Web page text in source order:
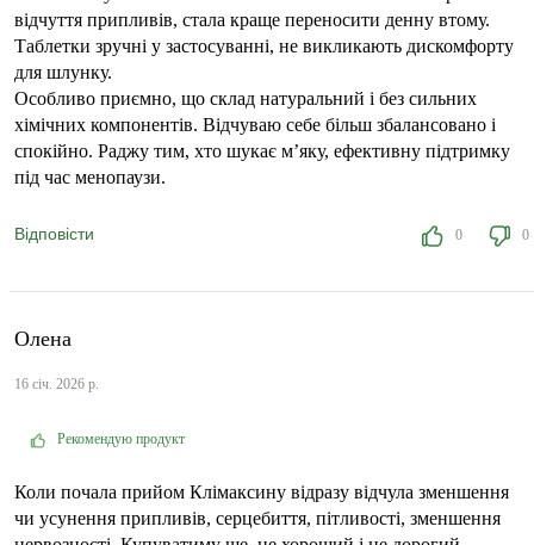
відчуття припливів, стала краще переносити денну втому.
Таблетки зручні у застосуванні, не викликають дискомфорту
для шлунку.
Особливо приємно, що склад натуральний і без сильних
хімічних компонентів. Відчуваю себе більш збалансовано і
спокійно. Раджу тим, хто шукає м’яку, ефективну підтримку
під час менопаузи.
Відповісти 0 0
Олена
16 січ. 2026 р.
Рекомендую продукт
Коли почала прийом Клімаксину відразу відчула зменшення
чи усунення припливів, серцебиття, пітливості, зменшення